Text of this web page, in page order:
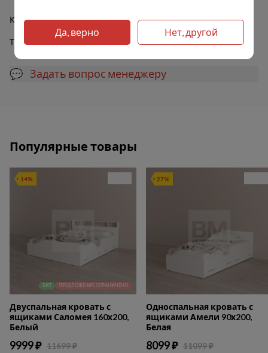
Количество дверей Двухдверный
Тип ящиков Выкатные
💬 Задать вопрос менеджеру
Популярные товары
14%
ХИТ ПРЕДЛОЖЕНИЕ ОГРАНИЧЕНО
Двуспальная кровать с
ящиками Саломея 160х200,
Белый
9999 ₽ 11699 ₽
27%
Односпальная кровать с
ящиками Амели 90х200,
Белая
8099 ₽ 11099 ₽
Да, верно Нет, другой